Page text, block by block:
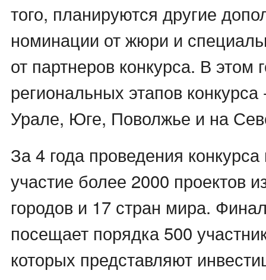
того, планируются другие
номинации от жюри и
от партнеров конкурса. В этом
региональных этапов
Урале, Юге, Поволжье и на
За 4 года проведения
участие более 2000 проектов
городов и 17 стран мира.
посещает порядка 500
которых представляют